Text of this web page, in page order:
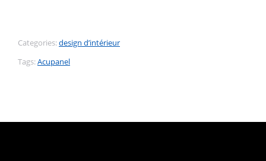
Categories:design d’intérieur
Tags:Acupanel